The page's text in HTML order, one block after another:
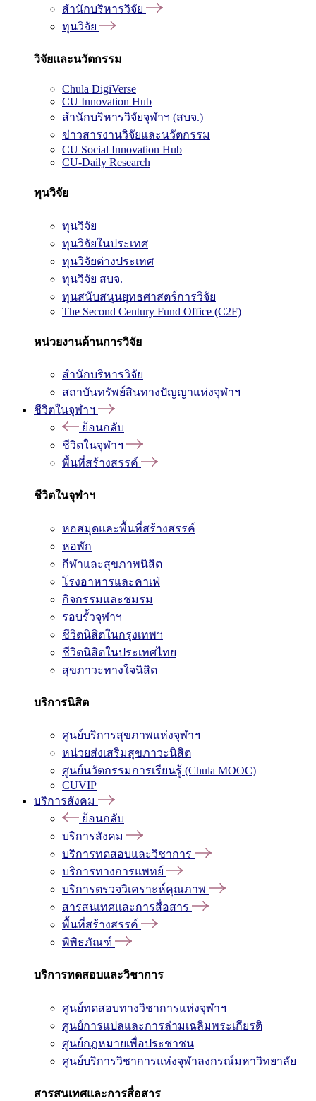
สำนักบริหารวิจัย
ทุนวิจัย
วิจัยและนวัตกรรม
Chula DigiVerse
CU Innovation Hub
สำนักบริหารวิจัยจุฬาฯ (สบจ.)
ข่าวสารงานวิจัยและนวัตกรรม
CU Social Innovation Hub
CU-Daily Research
ทุนวิจัย
ทุนวิจัย
ทุนวิจัยในประเทศ
ทุนวิจัยต่างประเทศ
ทุนวิจัย สบจ.
ทุนสนับสนุนยุทธศาสตร์การวิจัย
The Second Century Fund Office (C2F)
หน่วยงานด้านการวิจัย
สำนักบริหารวิจัย
สถาบันทรัพย์สินทางปัญญาแห่งจุฬาฯ
ชีวิตในจุฬาฯ
ย้อนกลับ
ชีวิตในจุฬาฯ
พื้นที่สร้างสรรค์
ชีวิตในจุฬาฯ
หอสมุดและพื้นที่สร้างสรรค์
หอพัก
กีฬาและสุขภาพนิสิต
โรงอาหารและคาเฟ่
กิจกรรมและชมรม
รอบรั้วจุฬาฯ
ชีวิตนิสิตในกรุงเทพฯ
ชีวิตนิสิตในประเทศไทย
สุขภาวะทางใจนิสิต
บริการนิสิต
ศูนย์บริการสุขภาพแห่งจุฬาฯ
หน่วยส่งเสริมสุขภาวะนิสิต
ศูนย์นวัตกรรมการเรียนรู้ (Chula MOOC)
CUVIP
บริการสังคม
ย้อนกลับ
บริการสังคม
บริการทดสอบและวิชาการ
บริการทางการแพทย์
บริการตรวจวิเคราะห์คุณภาพ
สารสนเทศและการสื่อสาร
พื้นที่สร้างสรรค์
พิพิธภัณฑ์
บริการทดสอบและวิชาการ
ศูนย์ทดสอบทางวิชาการแห่งจุฬาฯ
ศูนย์การแปลและการล่ามเฉลิมพระเกียรติ
ศูนย์กฎหมายเพื่อประชาชน
ศูนย์บริการวิชาการแห่งจุฬาลงกรณ์มหาวิทยาลัย
สารสนเทศและการสื่อสาร